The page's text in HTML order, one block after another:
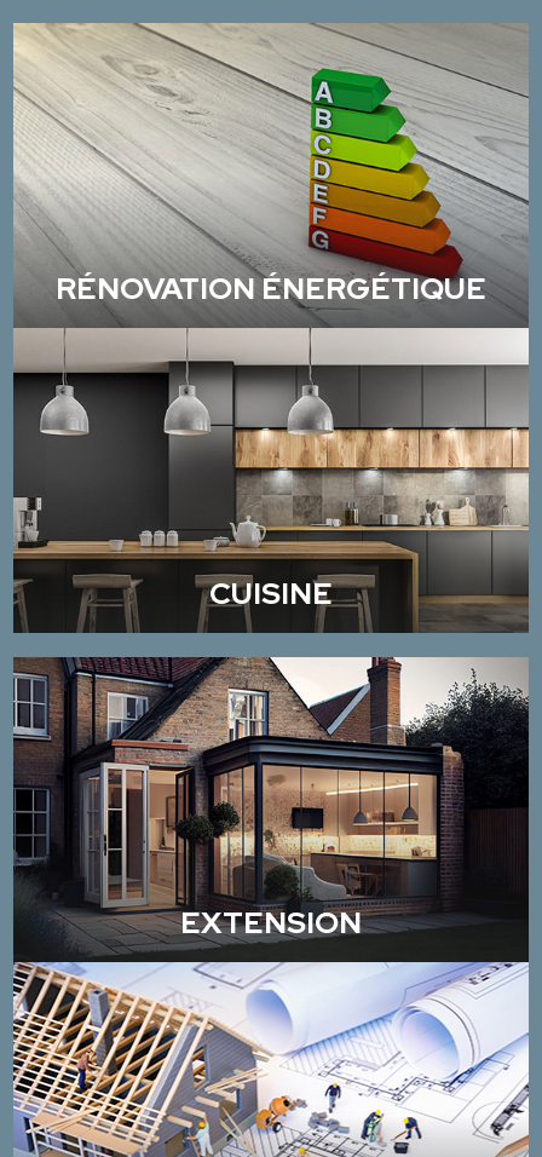
RÉNOVATION ÉNERGÉTIQUE
CUISINE
EXTENSION